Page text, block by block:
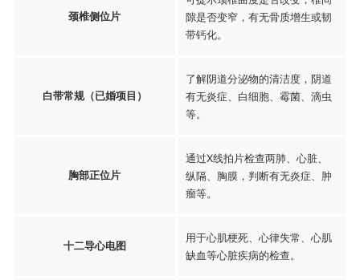
颈椎侧位片
隙是否变窄，有无骨质增生或韧
带钙化。
白带常规（已婚项目）
了解阴道分泌物的清洁度，阴道
有无炎症、白细胞、霉菌、滴虫
等。
胸部正位片
通过X线拍片检查两肺、心脏、
纵隔、胸膜，判断有无炎症、肿
瘤等。
十二导心电图
用于心肌梗死、心律失常、心肌
缺血等心脏疾病的检查。